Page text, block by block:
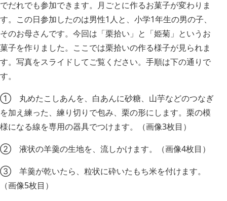
でだれでも参加できます。月ごとに作るお菓子が変わりま
す。この日参加したのは男性1人と、小学1年生の男の子、
そのお母さんです。今回は「栗拾い」と「姫菊」というお
菓子を作りました。ここでは栗拾いの作る様子が見られま
す。写真をスライドしてご覧ください。手順は下の通りで
す。
① 丸めたこしあんを、白あんに砂糖、山芋などのつなぎ
を加え練った、練り切りで包み、栗の形にします。栗の模
様になる線を専用の器具でつけます。（画像3枚目）
② 液状の羊羹の生地を、流しかけます。（画像4枚目）
③ 羊羹が乾いたら、粒状に砕いたもち米を付けます。
（画像5枚目）